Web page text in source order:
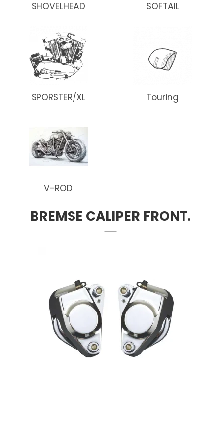
SHOVELHEAD SOFTAIL
SPORSTER/XL Touring
V-ROD
BREMSE CALIPER FRONT.